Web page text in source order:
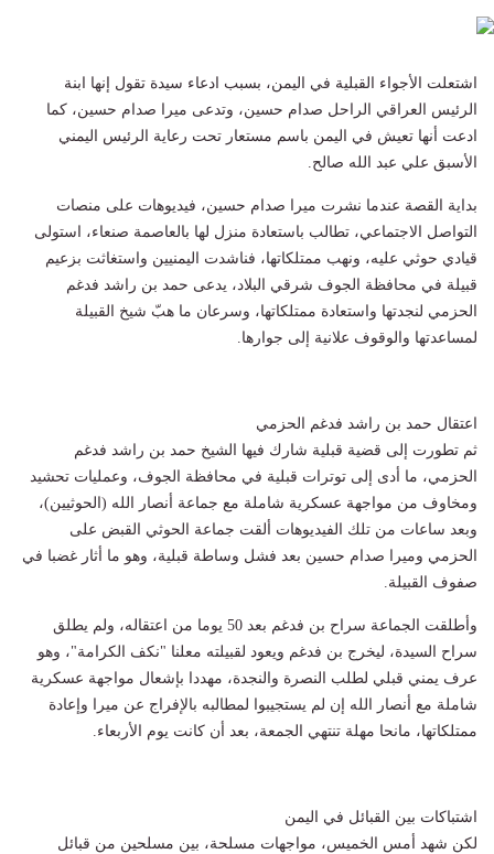
اشتعلت الأجواء القبلية في اليمن، بسبب ادعاء سيدة تقول إنها ابنة
الرئيس العراقي الراحل صدام حسين، وتدعى ميرا صدام حسين، كما
ادعت أنها تعيش في اليمن باسم مستعار تحت رعاية الرئيس اليمني
الأسبق علي عبد الله صالح.
بداية القصة عندما نشرت ميرا صدام حسين، فيديوهات على منصات
التواصل الاجتماعي، تطالب باستعادة منزل لها بالعاصمة صنعاء، استولى
قيادي حوثي عليه، ونهب ممتلكاتها، فناشدت اليمنيين واستغاثت بزعيم
قبيلة في محافظة الجوف شرقي البلاد، يدعى حمد بن راشد فدغم
الحزمي لنجدتها واستعادة ممتلكاتها، وسرعان ما هبّ شيخ القبيلة
لمساعدتها والوقوف علانية إلى جوارها.
اعتقال حمد بن راشد فدغم الحزمي
ثم تطورت إلى قضية قبلية شارك فيها الشيخ حمد بن راشد فدغم
الحزمي، ما أدى إلى توترات قبلية في محافظة الجوف، وعمليات تحشيد
ومخاوف من مواجهة عسكرية شاملة مع جماعة أنصار الله (الحوثيين)،
وبعد ساعات من تلك الفيديوهات ألقت جماعة الحوثي القبض على
الحزمي وميرا صدام حسين بعد فشل وساطة قبلية، وهو ما أثار غضبا في
صفوف القبيلة.
وأطلقت الجماعة سراح بن فدغم بعد 50 يوما من اعتقاله، ولم يطلق
سراح السيدة، ليخرج بن فدغم ويعود لقبيلته معلنا "نكف الكرامة"، وهو
عرف يمني قبلي لطلب النصرة والنجدة، مهددا بإشعال مواجهة عسكرية
شاملة مع أنصار الله إن لم يستجيبوا لمطالبه بالإفراج عن ميرا وإعادة
ممتلكاتها، مانحا مهلة تنتهي الجمعة، بعد أن كانت يوم الأربعاء.
اشتباكات بين القبائل في اليمن
لكن شهد أمس الخميس، مواجهات مسلحة، بين مسلحين من قبائل